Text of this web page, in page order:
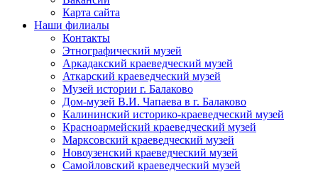
Карта сайта
Наши филиалы
Контакты
Этнографический музей
Аркадакский краеведческий музей
Аткарский краеведческий музей
Музей истории г. Балаково
Дом-музей В.И. Чапаева в г. Балаково
Калининский историко-краеведческий музей
Красноармейский краеведческий музей
Марксовский краеведческий музей
Новоузенский краеведческий музей
Самойловский краеведческий музей